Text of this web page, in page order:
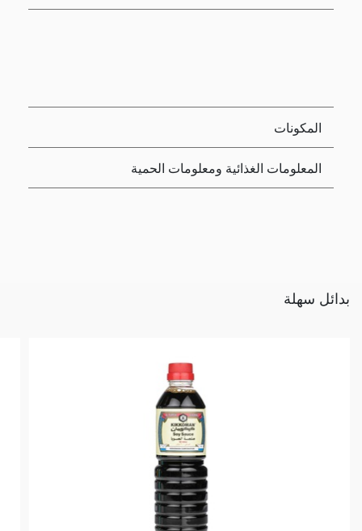
المكونات
المعلومات الغذائية ومعلومات الحمية
بدائل سهلة